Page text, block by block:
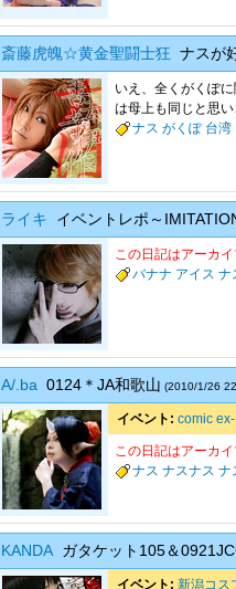
斎藤虎魄☆黄金聖闘士狂 ナスが
いえ、全くがくぽ
は母上も同じと思い
ナス がくぽ 台湾
ライキ イベントレポ～
この日記はアーカ
バナナ アイス ナ
A/.ba 0124＊JA和歌山 (2010/1/26
イベント: comic
この日記はアーカ
ナス ナスナス ナ
KANDA ガタケット105＆
イベント: 新潟コス